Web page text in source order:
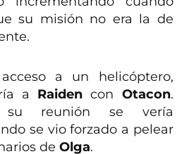
su misión no era la de
a un helicóptero,
a Raiden con Otacon.
su reunión se vería
se vio forzado a pelear
deOlga.